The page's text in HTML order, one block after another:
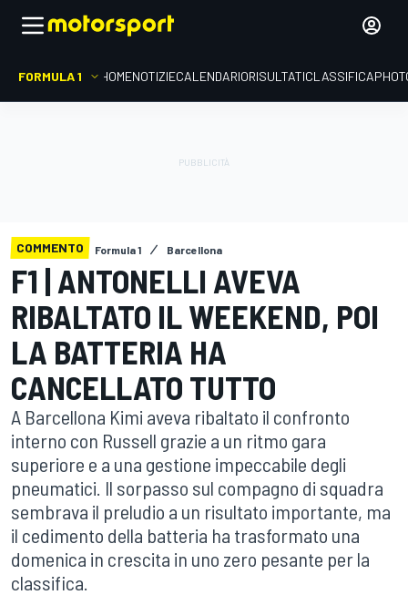
FORMULA 1 HOMENOTIZIECALENDARIORISULTATICLASSIFICA
COMMENTO Formula 1 Barcellona
F1 | ANTONELLI AVEVA
RIBALTATO IL WEEKEND, POI
LA BATTERIA HA
CANCELLATO TUTTO
A Barcellona Kimi aveva ribaltato il confronto
interno con Russell grazie a un ritmo gara
superiore e a una gestione impeccabile degli
pneumatici. Il sorpasso sul compagno di squadra
sembrava il preludio a un risultato importante, ma
il cedimento della batteria ha trasformato una
domenica in crescita in uno zero pesante per la
classifica.